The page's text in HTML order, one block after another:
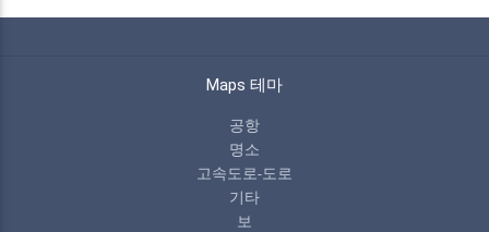
Maps 테마
공항
명소
고속도로-도로
기타
보